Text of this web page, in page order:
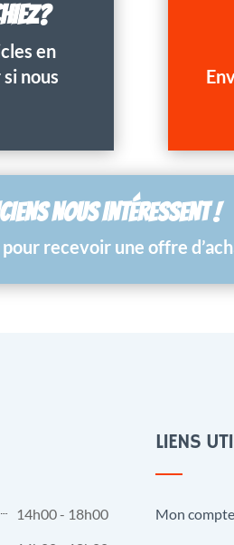
en
nous
NOUS INTÉRESSENT !
recevoir une offre
14h00 - 18h00
LIENS
Mon compte